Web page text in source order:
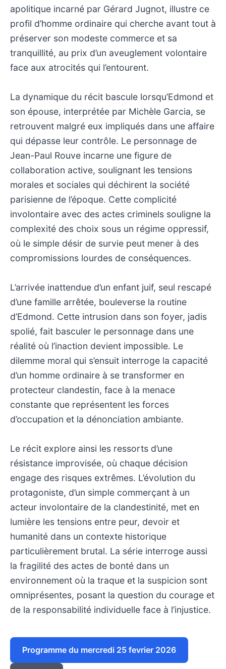
apolitique incarné par Gérard Jugnot, illustre ce
profil d’homme ordinaire qui cherche avant tout à
préserver son modeste commerce et sa
tranquillité, au prix d’un aveuglement volontaire
face aux atrocités qui l’entourent.
La dynamique du récit bascule lorsqu’Edmond et
son épouse, interprétée par Michèle Garcia, se
retrouvent malgré eux impliqués dans une affaire
qui dépasse leur contrôle. Le personnage de
Jean-Paul Rouve incarne une figure de
collaboration active, soulignant les tensions
morales et sociales qui déchirent la société
parisienne de l’époque. Cette complicité
involontaire avec des actes criminels souligne la
complexité des choix sous un régime oppressif,
où le simple désir de survie peut mener à des
compromissions lourdes de conséquences.
L’arrivée inattendue d’un enfant juif, seul rescapé
d’une famille arrêtée, bouleverse la routine
d’Edmond. Cette intrusion dans son foyer, jadis
spolié, fait basculer le personnage dans une
réalité où l’inaction devient impossible. Le
dilemme moral qui s’ensuit interroge la capacité
d’un homme ordinaire à se transformer en
protecteur clandestin, face à la menace
constante que représentent les forces
d’occupation et la dénonciation ambiante.
Le récit explore ainsi les ressorts d’une
résistance improvisée, où chaque décision
engage des risques extrêmes. L’évolution du
protagoniste, d’un simple commerçant à un
acteur involontaire de la clandestinité, met en
lumière les tensions entre peur, devoir et
humanité dans un contexte historique
particulièrement brutal. La série interroge aussi
la fragilité des actes de bonté dans un
environnement où la traque et la suspicion sont
omniprésentes, posant la question du courage et
de la responsabilité individuelle face à l’injustice.
Programme du mercredi 25 fevrier 2026